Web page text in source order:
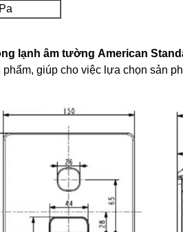
lạnh âm tường American
giúp cho việc lựa chọn sản